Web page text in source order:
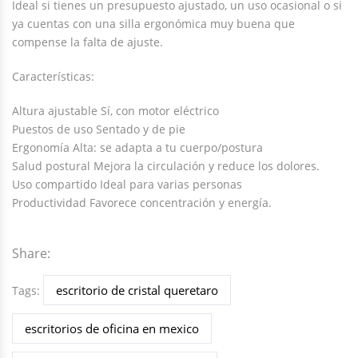
Ideal si tienes un presupuesto ajustado, un uso ocasional o si
ya cuentas con una silla ergonómica muy buena que
compense la falta de ajuste.
Características:
Altura ajustable Sí, con motor eléctrico
Puestos de uso Sentado y de pie
Ergonomía Alta: se adapta a tu cuerpo/postura
Salud postural Mejora la circulación y reduce los dolores.
Uso compartido Ideal para varias personas
Productividad Favorece concentración y energía.
Share:
Tags: escritorio de cristal queretaro
escritorios de oficina en mexico